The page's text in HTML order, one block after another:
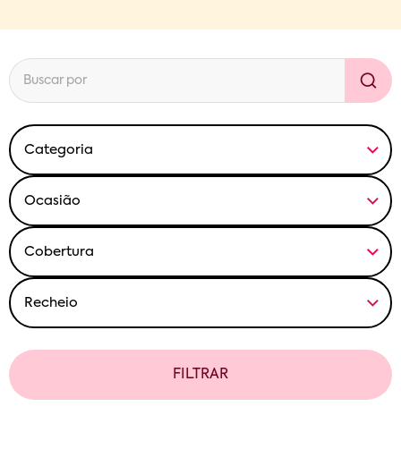
FILTRAR